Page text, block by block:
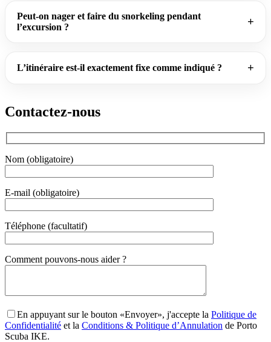
Peut-on nager et faire du snorkeling pendant
l’excursion ?
L’itinéraire est-il exactement fixe comme indiqué ?
Contactez-nous
Nom (obligatoire)
E-mail (obligatoire)
Téléphone (facultatif)
Gender
Comment pouvons-nous aider ?
En appuyant sur le bouton «Envoyer», j'accepte la Politique de
Confidentialité et la Conditions & Politique d’Annulation de Porto
Scuba IKE.